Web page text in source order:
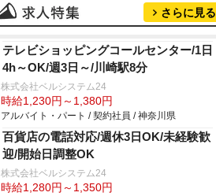
さらに見る
テレビショッピングコールセンター/1日
4h～OK/週3日～/川崎駅8分
株式会社ベルシステム24
時給1,230円～1,380円
アルバイト・パート / 契約社員 / 神奈川県
百貨店の電話対応/週休3日OK/未経験歓
迎/開始日調整OK
株式会社ベルシステム24
時給1,280円～1,350円